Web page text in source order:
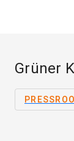
Grüner